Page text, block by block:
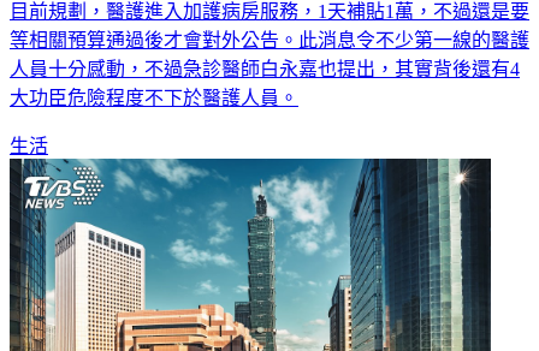
目前規劃，醫護進入加護病房服務，1天補貼1萬，不過還是要
等相關預算通過後才會對外公告。此消息令不少第一線的醫護
人員十分感動，不過急診醫師白永嘉也提出，其實背後還有4
大功臣危險程度不下於醫護人員。
生活